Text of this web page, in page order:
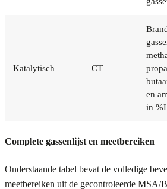
Katalytisch CT
en
in
Complete gassenlijst en meetbereiken
Onderstaande tabel bevat de volledige
meetbereiken uit de gecontroleerde MSA/